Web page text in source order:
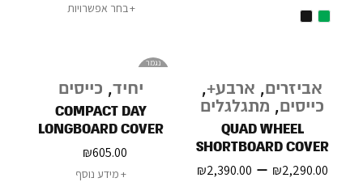
בחר אפשרויות
אביזרים, ארבע+,
כייסים, מתגלגלים
QUAD WHEEL
SHORTBOARD COVER
₪2,290.00
–
₪2,390.00
נגמר
יחיד, כייסים
COMPACT DAY
LONGBOARD COVER
₪605.00
מידע נוסף